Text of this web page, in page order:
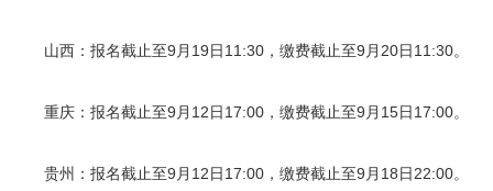
山西：报名截止至9月19日11:30，缴费截止至9月20日11:30。
重庆：报名截止至9月12日17:00，缴费截止至9月15日17:00。
贵州：报名截止至9月12日17:00，缴费截止至9月18日22:00。